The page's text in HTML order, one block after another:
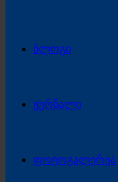
ბლოგი
ჟურნალი
ფოტოგალერეა